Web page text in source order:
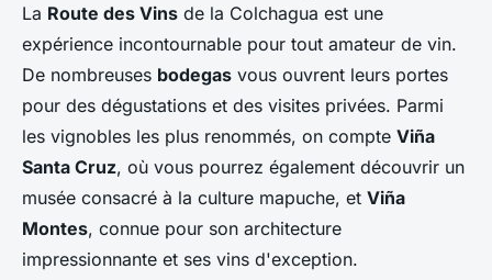
La Route des Vins de la Colchagua est une
expérience incontournable pour tout amateur de vin.
De nombreuses bodegas vous ouvrent leurs portes
pour des dégustations et des visites privées. Parmi
les vignobles les plus renommés, on compte Viña
Santa Cruz, où vous pourrez également découvrir un
musée consacré à la culture mapuche, et Viña
Montes, connue pour son architecture
impressionnante et ses vins d'exception.